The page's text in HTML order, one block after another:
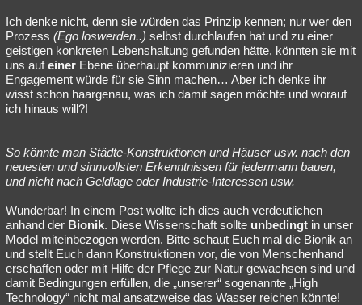
Ich denke nicht, denn sie würden das Prinzip kennen; nur wer den
Prozess (Ego loswerden..) selbst durchlaufen hat und zu einer
geistigen konkreten Lebenshaltung gefunden hätte, könnten sie mit
uns aufeiner Ebene überhaupt kommunizieren und ihr
Engagement würde für sie Sinn machen… Aber ich denke ihr
wisst schon haargenau, was ich damit sagen möchte und worauf
ich hinaus will?!
So könnte man Städte-Konstruktionen und Häuser usw. nach den
neuesten und sinnvollsten Erkenntnissen für jedermann bauen,
und nicht nach Geldlage oder Industrie-Interessen usw.
Wunderbar! In einem Post wollte ich dies auch verdeutlichen
anhand der Bionik. Diese Wissenschaft sollte unbedingt in unser
Model miteinbezogen werden. Bitte schaut Euch mal die Bionik an
und stellt Euch dann Konstruktionen vor, die von Menschenhand
erschaffen oder mit Hilfe der Pflege zur Natur gewachsen sind und
damit Bedingungen erfüllen, die „unserer“ sogenannte „High
Technology“ nicht mal ansatzweise das Wasser reichen könnte!